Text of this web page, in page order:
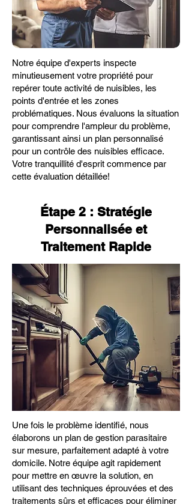
Notre équipe d'experts inspecte
minutieusement votre propriété pour
repérer toute activité de nuisibles, les
points d'entrée et les zones
problématiques. Nous évaluons la situation
pour comprendre l'ampleur du problème,
garantissant ainsi un plan personnalisé
pour un contrôle des nuisibles efficace.
Votre tranquillité d'esprit commence par
cette évaluation détaillée!
Étape 2 : Stratégie
Personnalisée et
Traitement Rapide
Une fois le problème identifié, nous
élaborons un plan de gestion parasitaire
sur mesure, parfaitement adapté à votre
domicile. Notre équipe agit rapidement
pour mettre en œuvre la solution, en
utilisant des techniques éprouvées et des
traitements sûrs et efficaces pour éliminer